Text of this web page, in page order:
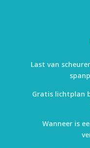
Last van
Gratis lichtplan
Wanneer is